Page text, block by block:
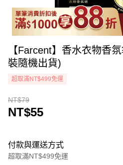
【Farcent】香水衣物香
裝隨機出貨)
超取滿NT$499免運
NT$79
NT$55
付款與運送方式
超取滿NT$499免運